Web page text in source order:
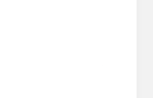
на текущем